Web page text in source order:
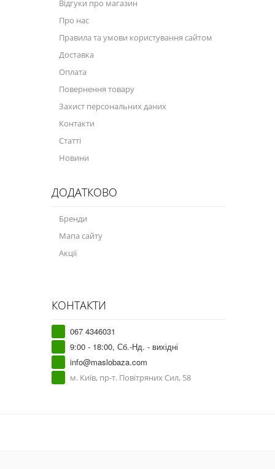
Відгуки про магазин
Про нас
Правила та умови користування сайтом
Доставка
Оплата
Повернення товару
Захист персональних даних
Контакти
Статті
Новини
ДОДАТКОВО
Бренди
Мапа сайту
Акції
КОНТАКТИ
067 4346031
9:00 - 18:00, Сб.-Нд. - вихідні
info@maslobaza.com
м. Київ, пр-т. Повітряних Сил, 58